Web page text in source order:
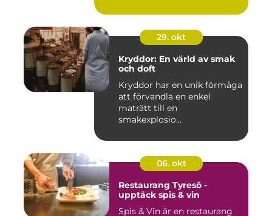
29. okt
Kryddor: En värld av smak
och doft
Kryddor har en unik förmåga
att förvandla en enkel
maträtt till en
smakexplosio...
06. okt
Restaurang Tyresö -
upptäck spis & vin
Spis & Vin är en restaurang